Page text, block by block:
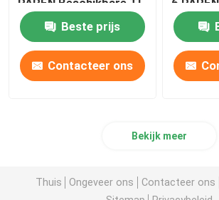
PAREN Beschikbare TL
Zonder binnenband
Beste prijs
Contacteer ons
6
maakt
Bekijk meer
Thuis Ongeveer ons Contacteer ons